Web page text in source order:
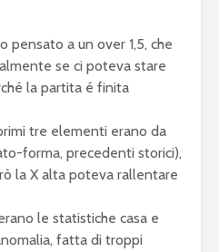
pensato a un over 1,5, che
se ci poteva stare
la partita é finita
tre elementi erano da
forma, precedenti storici),
la X alta poteva rallentare
le statistiche casa e
fatta di troppi